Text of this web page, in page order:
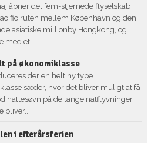
åbner det fem-stjernede flyselskab
ruten mellem København og den
asiatiske millionby Hongkong, og
med et...
på økonomiklasse
der en helt ny type
sæder, hvor det bliver muligt at få
nattesøvn på de lange natflyvninger.
bliver...
i efterårsferien